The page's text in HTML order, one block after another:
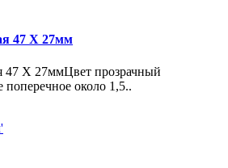
47 Х 27мм
47 Х 27ммЦвет прозрачный
около 1,5..